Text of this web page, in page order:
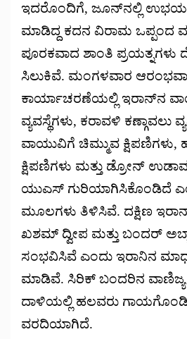
ಇದರೊಂದಿಗೆ, ಜೂನ್‌ನಲ್ಲಿ ಉಭಯ
ಮಾಡಿದ್ದ ಕದನ ವಿರಾಮ ಒಪ್ಪಂದ
ಪೂರಕವಾದ ಶಾಂತಿ ಪ್ರಯತ್ನಗಳು
ಸಿಲುಕಿವೆ. ಮಂಗಳವಾರ
ಕಾರ್ಯಾಚರಣೆಯಲ್ಲಿ ಇರಾನ್‌ನ
ವ್ಯವಸ್ಥೆಗಳು, ಕರಾವಳಿ ಕಣ್ಗಾವಲು
ವಾಯುವಿಗೆ ಚಿಮ್ಮುವ
ಕ್ಷಿಪಣಿಗಳು ಮತ್ತು ಡ್ರೋನ್
ಯುಎಸ್ ಗುರಿಯಾಗಿಸಿಕೊಂಡಿದೆ
ಮೂಲಗಳು ತಿಳಿಸಿವೆ. ದಕ್ಷಿಣ
ಖಶಮ್ ದ್ವೀಪ ಮತ್ತು ಬಂದರ್
ಸಂಭವಿಸಿವೆ ಎಂದು ಇರಾನಿನ
ಮಾಡಿವೆ. ಸಿರಿಕ್ ಬಂದರಿನ ವಾಣಿಜ್ಯ
ದಾಳಿಯಲ್ಲಿ ಹಲವರು
ವರದಿಯಾಗಿದೆ.